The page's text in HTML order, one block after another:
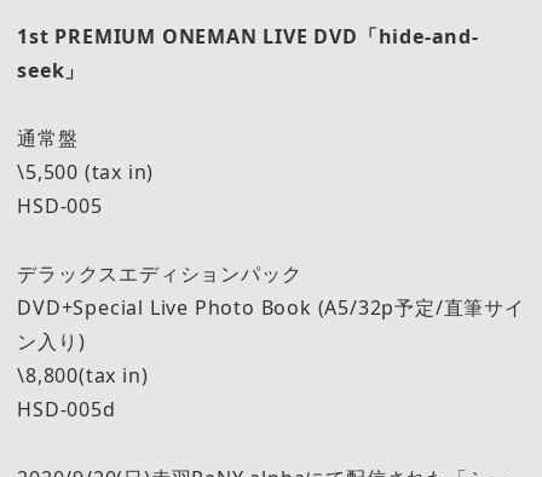
1st PREMIUM ONEMAN LIVE DVD「hide-and-
seek」
通常盤
\5,500 (tax in)
HSD-005
デラックスエディションパック
DVD+Special Live Photo Book (A5/32p予定/直筆サイ
ン入り)
\8,800(tax in)
HSD-005d